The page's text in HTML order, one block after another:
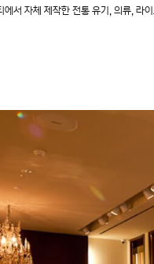
에서 자체 제작한 전통 유기, 의류, 라